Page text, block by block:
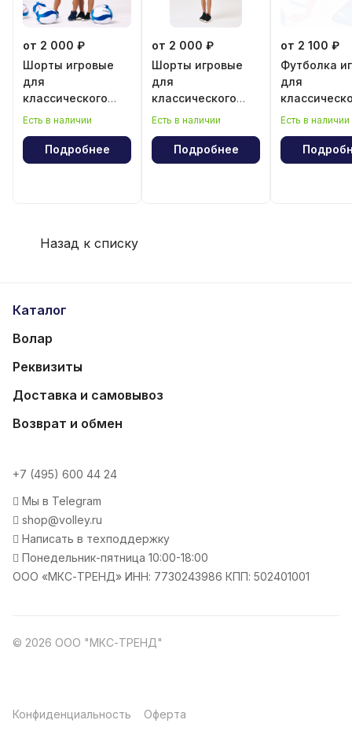
от 2 000 ₽
Шорты игровые
для
классического
волейбола для
Есть в наличии
Подробнее
от 2 000 ₽
Шорты игровые
для
классического
волейбола для
Есть в наличии
Подробнее
от 2 100 ₽
Футболка
для
волейбола
Есть в наличии
Назад к списку
Каталог
Волар
Реквизиты
Доставка и самовывоз
Возврат и обмен
+7 (495) 600 44 24
Мы в Telegram
shop@volley.ru
Написать в техподдержку
Понедельник-пятница 10:00-18:00
ООО «МКС-ТРЕНД» ИНН: 7730243986 КПП: 502401001
© 2026 ООО "МКС-ТРЕНД"
Конфиденциальность Оферта